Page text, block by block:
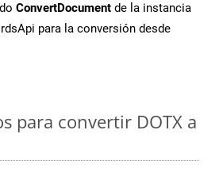
ConvertDocument de la instancia
para la conversión desde
para convertir DOTX a